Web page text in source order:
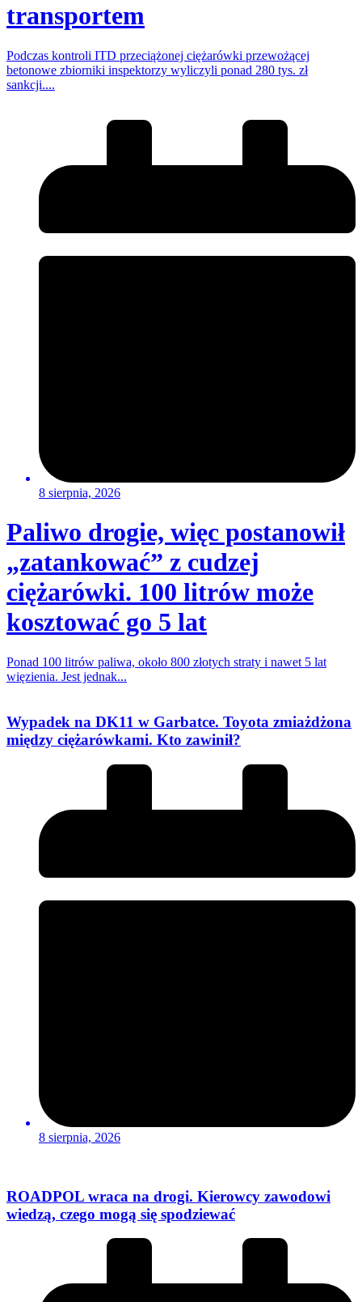
transportem
Podczas kontroli ITD przeciążonej ciężarówki przewożącej
betonowe zbiorniki inspektorzy wyliczyli ponad 280 tys. zł
sankcji....
8 sierpnia, 2026
Paliwo drogie, więc postanowił
„zatankować” z cudzej
ciężarówki. 100 litrów może
kosztować go 5 lat
Ponad 100 litrów paliwa, około 800 złotych straty i nawet 5 lat
więzienia. Jest jednak...
Wypadek na DK11 w Garbatce. Toyota zmiażdżona
między ciężarówkami. Kto zawinił?
8 sierpnia, 2026
ROADPOL wraca na drogi. Kierowcy zawodowi
wiedzą, czego mogą się spodziewać